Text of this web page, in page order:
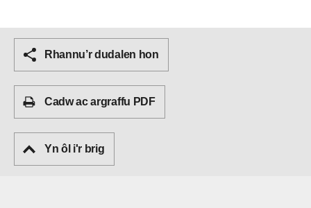
Rhannu’r dudalen hon
Cadw ac argraffu PDF
Yn ôl i'r brig